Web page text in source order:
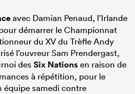
avec Damian Penaud, l’Irlande
démarrer le Championnat
du XV du Trèfle Andy
l’ouvreur Sam Prendergast,
des Six Nationsen raison de
à répétition, pour le
équipe samedi contre